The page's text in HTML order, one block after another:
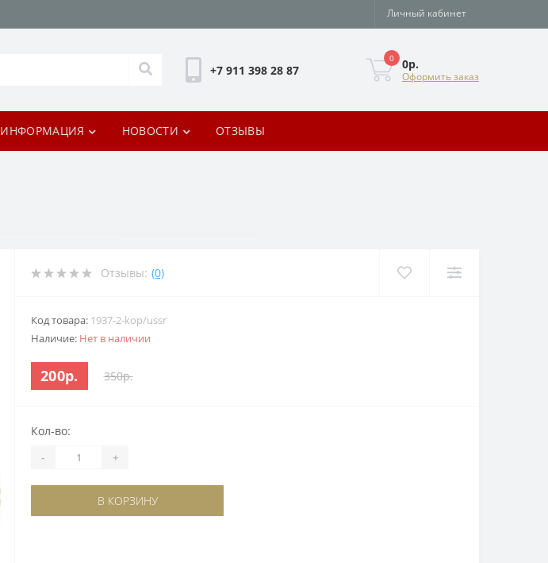
Личный кабинет
+7 911 398 28 87
0 0р.
Оформить заказ
ИНФОРМАЦИЯ НОВОСТИ ОТЗЫВЫ
Отзывы: (0)
Код товара: 1937-2-kop/ussr
Наличие: Нет в наличии
200р. 350р.
Кол-во:
- +
В КОРЗИНУ